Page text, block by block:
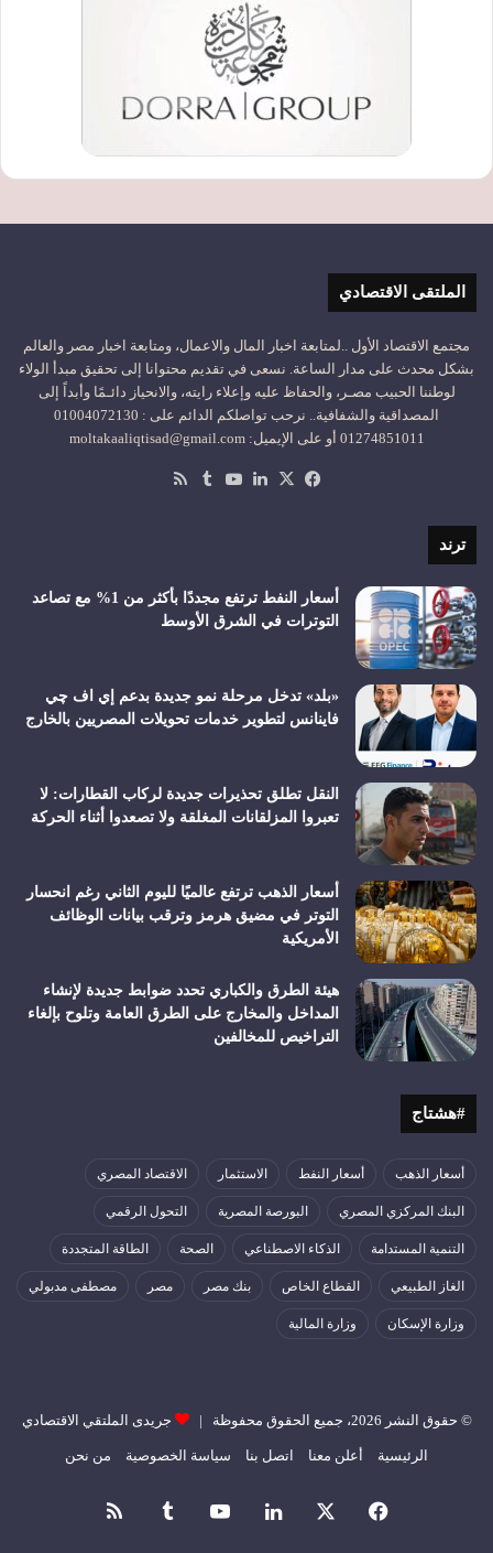
الملتقى الاقتصادي
مجتمع الاقتصاد الأول ..لمتابعة اخبار المال والاعمال، ومتابعة اخبار مصر والعالم
بشكل محدث على مدار الساعة. نسعى في تقديم محتوانا إلى تحقيق مبدأ الولاء
لوطننا الحبيب مصـر، والحفاظ عليه وإعلاء رايته، والانحياز دائـمًا وأبداً إلى
المصداقية والشفافية.. نرحب تواصلكم الدائم على : 01004072130
01274851011 أو على الإيميل: moltakaaliqtisad@gmail.com
فيسبوك
‫X لينكدإن‫YouTube
ترند
أسعار النفط ترتفع مجددًا بأكثر من 1% مع تصاعد
التوترات في الشرق الأوسط
«بلد» تدخل مرحلة نمو جديدة بدعم إي اف چي
فاينانس لتطوير خدمات تحويلات المصريين بالخارج
النقل تطلق تحذيرات جديدة لركاب القطارات: لا
تعبروا المزلقانات المغلقة ولا تصعدوا أثناء الحركة
أسعار الذهب ترتفع عالميًا لليوم الثاني رغم انحسار
التوتر في مضيق هرمز وترقب بيانات الوظائف
الأمريكية
هيئة الطرق والكباري تحدد ضوابط جديدة لإنشاء
المداخل والمخارج على الطرق العامة وتلوح بإلغاء
التراخيص للمخالفين
#هشتاج
أسعار الذهب أسعار النفط الاستثمار الاقتصاد المصري
البنك المركزي المصري البورصة المصرية التحول الرقمي
التنمية المستدامة الذكاء الاصطناعي الصحة الطاقة المتجددة
الغاز الطبيعي القطاع الخاص بنك مصر مصر مصطفى مدبولي
وزارة الإسكان وزارة المالية
© حقوق النشر 2026، جميع الحقوق محفوظة | جريدى الملتقي الاقتصادي
الرئيسية أعلن معنا اتصل بنا سياسة الخصوصية من نحن
فيسبوك لينكدإن ‫YouTube